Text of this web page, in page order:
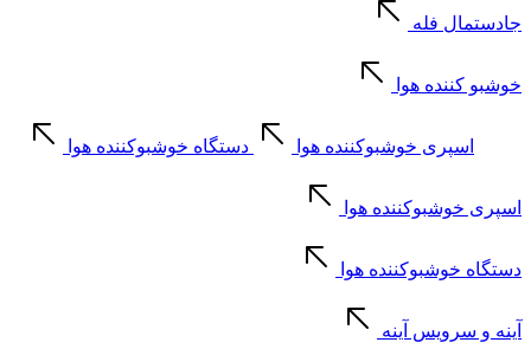
جادستمال فله
خوشبو کننده هوا
اسپری خوشبوکننده هوا دستگاه خوشبوکننده هوا
اسپری خوشبوکننده هوا
دستگاه خوشبوکننده هوا
آینه و سرویس آینه